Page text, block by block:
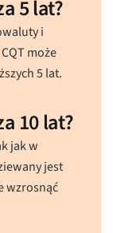
5 lat?
i
może
5 lat.
10 lat?
jak w
jest
wzrosnąć